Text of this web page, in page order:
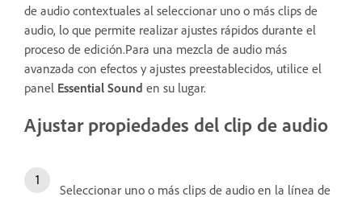
de audio contextuales al seleccionar uno o más clips de
audio, lo que permite realizar ajustes rápidos durante el
proceso de edición.Para una mezcla de audio más
avanzada con efectos y ajustes preestablecidos, utilice el
panel Essential Sound en su lugar.
Ajustar propiedades del clip de audio
Seleccionar uno o más clips de audio en la línea de